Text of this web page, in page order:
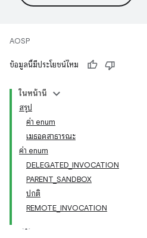
AOSP
ข้อมูลนี้มีประโยชน์ไหม
ในหน้านี้
สรุป
ค่า enum
เมธอดสาธารณะ
ค่า enum
DELEGATED_INVOCATION
PARENT_SANDBOX
ปกติ
REMOTE_INVOCATION